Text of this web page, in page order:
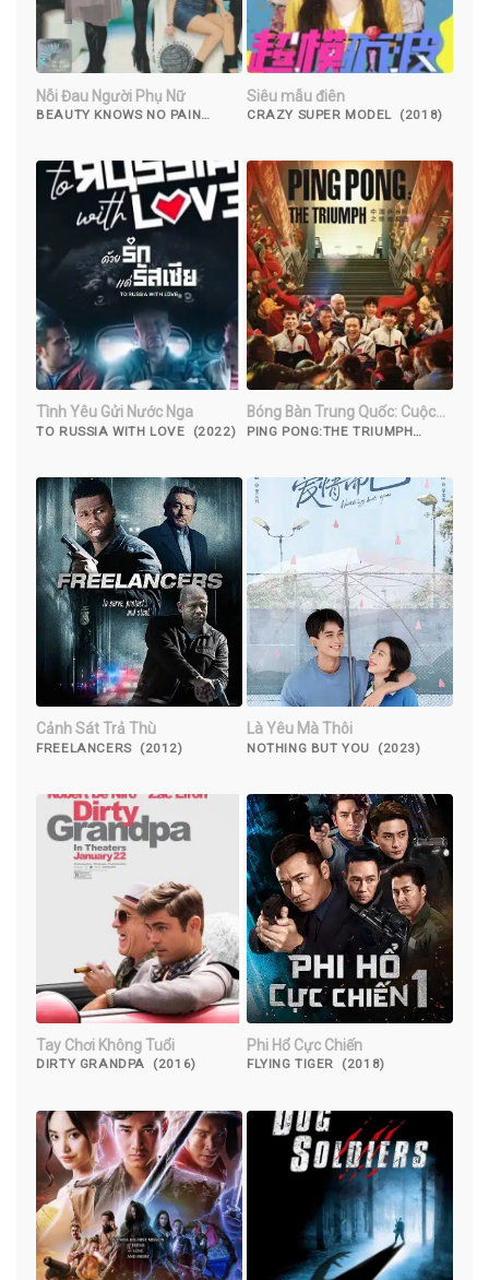
Nỗi Đau Người Phụ Nữ
BEAUTY KNOWS NO PAIN
Siêu mẫu điên
CRAZY SUPER MODEL (2018)
Tình Yêu Gửi Nước Nga
TO RUSSIA WITH LOVE (2022)
Bóng Bàn Trung Quốc: Cuộc
Phản Công
PING PONG:THE TRIUMPH
Cảnh Sát Trả Thù
FREELANCERS (2012)
Là Yêu Mà Thôi
NOTHING BUT YOU (2023)
Tay Chơi Không Tuổi
DIRTY GRANDPA (2016)
Phi Hổ Cực Chiến
FLYING TIGER (2018)